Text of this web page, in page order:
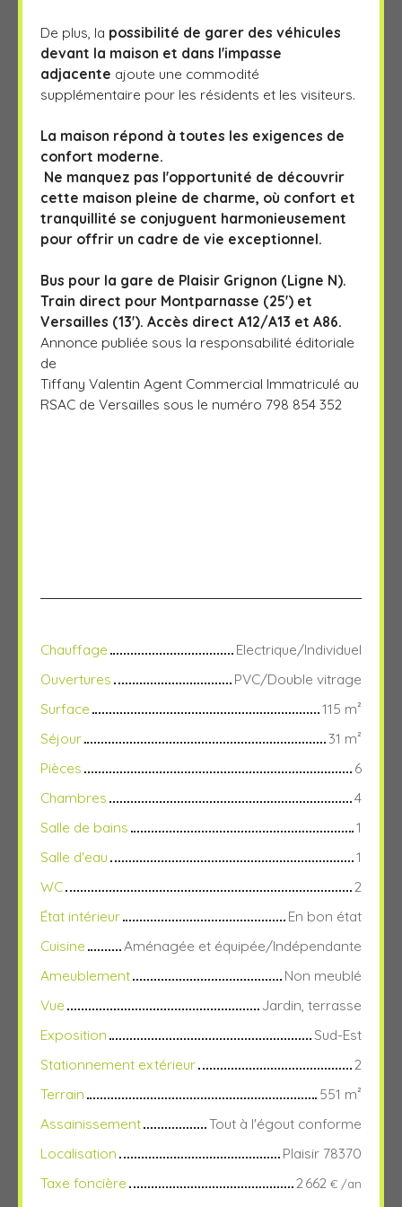
De plus, la possibilité de garer des véhicules
devant la maison et dans l'impasse
adjacente ajoute une commodité
supplémentaire pour les résidents et les visiteurs.
La maison répond à toutes les exigences de
confort moderne.
Ne manquez pas l'opportunité de découvrir
cette maison pleine de charme, où confort et
tranquillité se conjuguent harmonieusement
pour offrir un cadre de vie exceptionnel.
Bus pour la gare de Plaisir Grignon (Ligne N).
Train direct pour Montparnasse (25') et
Versailles (13'). Accès direct A12/A13 et A86.
Annonce publiée sous la responsabilité éditoriale
de
Tiffany Valentin Agent Commercial Immatriculé au
RSAC de Versailles sous le numéro 798 854 352
Chauffage
Electrique/Individuel
Ouvertures
PVC/Double vitrage
Surface
115 m²
Séjour
31 m²
Pièces
6
Chambres
4
Salle de bains
1
Salle d'eau
1
WC
2
État intérieur
En bon état
Cuisine
Aménagée et équipée/Indépendante
Ameublement
Non meublé
Vue
Jardin, terrasse
Exposition
Sud-Est
Stationnement extérieur
2
Terrain
551 m²
Assainissement
Tout à l'égout conforme
Localisation
Plaisir 78370
Taxe foncière
2 662 € /an